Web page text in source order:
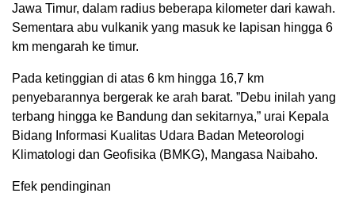
Jawa Timur, dalam radius beberapa kilometer dari kawah.
Sementara abu vulkanik yang masuk ke lapisan hingga 6
km mengarah ke timur.
Pada ketinggian di atas 6 km hingga 16,7 km
penyebarannya bergerak ke arah barat. ”Debu inilah yang
terbang hingga ke Bandung dan sekitarnya,” urai Kepala
Bidang Informasi Kualitas Udara Badan Meteorologi
Klimatologi dan Geofisika (BMKG), Mangasa Naibaho.
Efek pendinginan